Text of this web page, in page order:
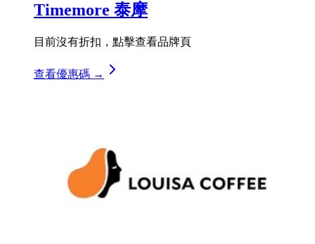
Timemore 泰摩
目前沒有折扣，點擊查看品牌頁
查看優惠碼 →